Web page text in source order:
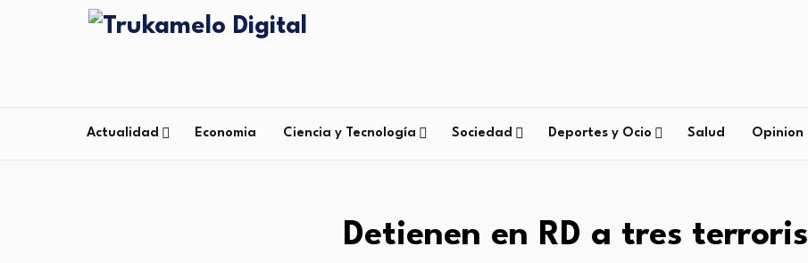
Actualidad Economia Ciencia y Tecnología Sociedad Deportes y Ocio Salud Opinion
Detienen en RD a tres